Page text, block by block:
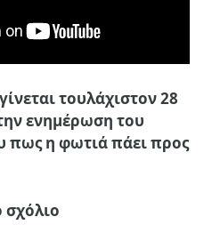
τουλάχιστον 28
ενημέρωση του
πως η φωτιά πάει προς
σχόλιο